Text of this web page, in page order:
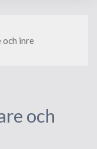
och inre
och